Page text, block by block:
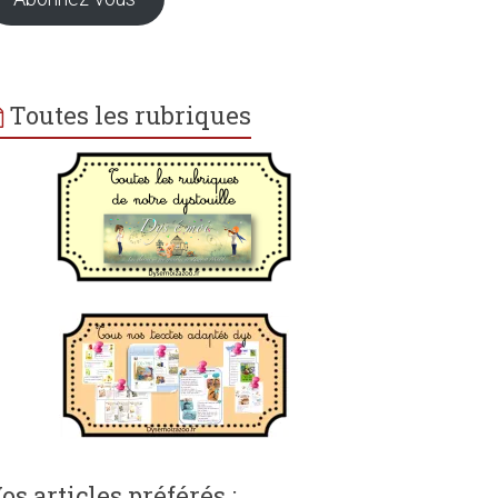
Toutes les rubriques